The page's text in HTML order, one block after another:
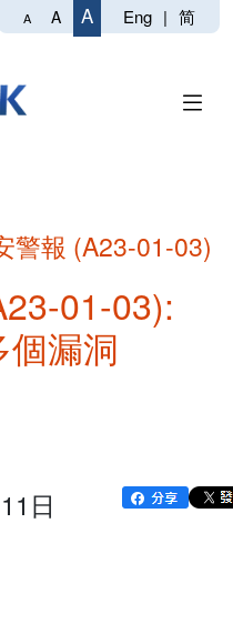
A A A Eng | 简
警報 (A23-01-03)
01-03):
漏洞
日